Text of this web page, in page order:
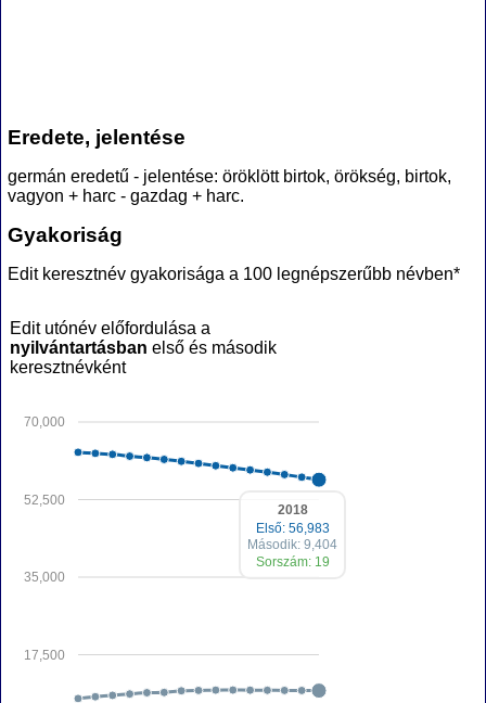
Eredete, jelentése
germán eredetű - jelentése: öröklött birtok, örökség, birtok,
vagyon + harc - gazdag + harc.
Gyakoriság
Edit keresztnév gyakorisága a 100 legnépszerűbb névben*
Edit utónév előfordulása a
nyilvántartásban első és második
keresztnévként
17,500
35,000
52,500
70,000
2018
Első: 56,983
Második: 9,404
Sorszám: 19